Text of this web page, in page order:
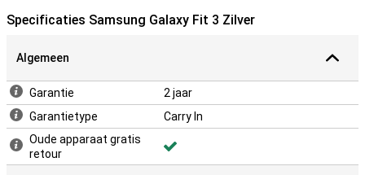
Specificaties Samsung Galaxy Fit 3 Zilver
Algemeen
Garantie
2 jaar
Garantietype
Carry In
Oude apparaat gratis
retour